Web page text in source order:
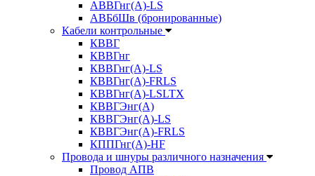
АВВГнг(А)-LS
АВБбШв (бронированные)
Кабели контрольные
КВВГ
КВВГнг
КВВГнг(А)-LS
КВВГнг(А)-FRLS
КВВГнг(А)-LSLTX
КВВГЭнг(А)
КВВГЭнг(А)-LS
КВВГЭнг(А)-FRLS
КППГнг(А)-HF
Провода и шнуры различного назначения
Провод АПВ